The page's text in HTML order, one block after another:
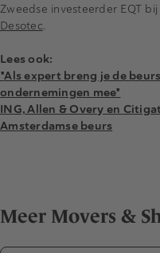
Zweedse investeerder EQT
Desotec.
Lees ook:
"Als expert breng je de
ondernemingen mee"
ING, Allen & Overy en
Amsterdamse beurs
Meer Movers &